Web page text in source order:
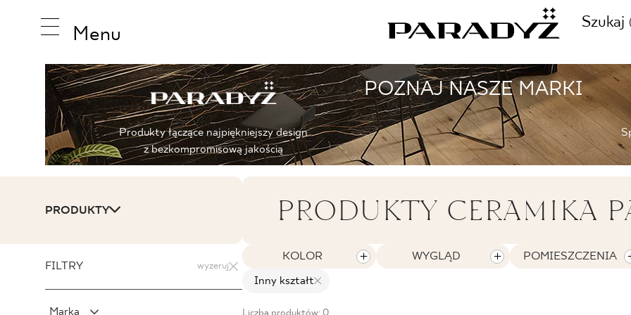
Menu
Szukaj
INSPIRACJE
PRODUKTY
KOLEKCJE
ZADZWOŃ DO NAS
+48
44
Produkty łączące najpiękniejszy design
z bezkompromisową jakością
POZNAJ NASZE MARKI
PRODUKTY
FILTRY wyzeruj
Marka
PRODUKTY CERAMIKA
KOLOR WYGLĄD POMIESZCZENIA
Inny kształt